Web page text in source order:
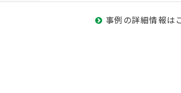
事例の詳細情報は